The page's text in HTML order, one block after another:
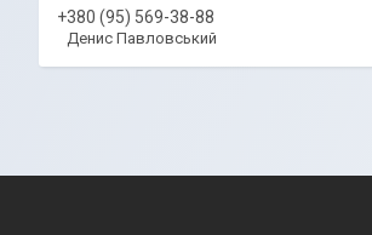
+380 (95) 569-38-88
Денис Павловський